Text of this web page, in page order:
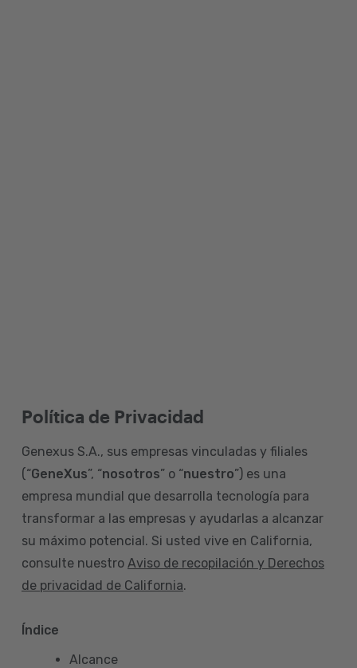
Política de Privacidad
Genexus S.A., sus empresas vinculadas y filiales
(“GeneXus”, “nosotros” o “nuestro”) es una
empresa mundial que desarrolla tecnología para
transformar a las empresas y ayudarlas a alcanzar
su máximo potencial. Si usted vive en California,
consulte nuestro Aviso de recopilación y Derechos
de privacidad de California.
Índice
Alcance